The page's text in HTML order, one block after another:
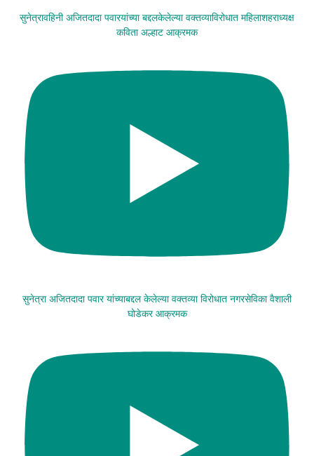
सुनेत्रावहिनी अजितदादा पवारयांच्या बद्दलकेलेल्या वक्तव्याविरोधात महिलाशहराध्यक्ष
कविता अल्हाट आक्रमक
सुनेत्रा अजितदादा पवार यांच्याबद्दल केलेल्या वक्तव्या विरोधात नगरसेविका वैशाली
घोडेकर आक्रमक